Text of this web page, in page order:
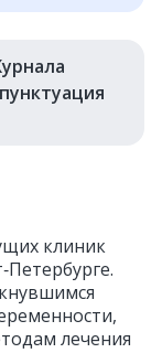
клиник
лечения